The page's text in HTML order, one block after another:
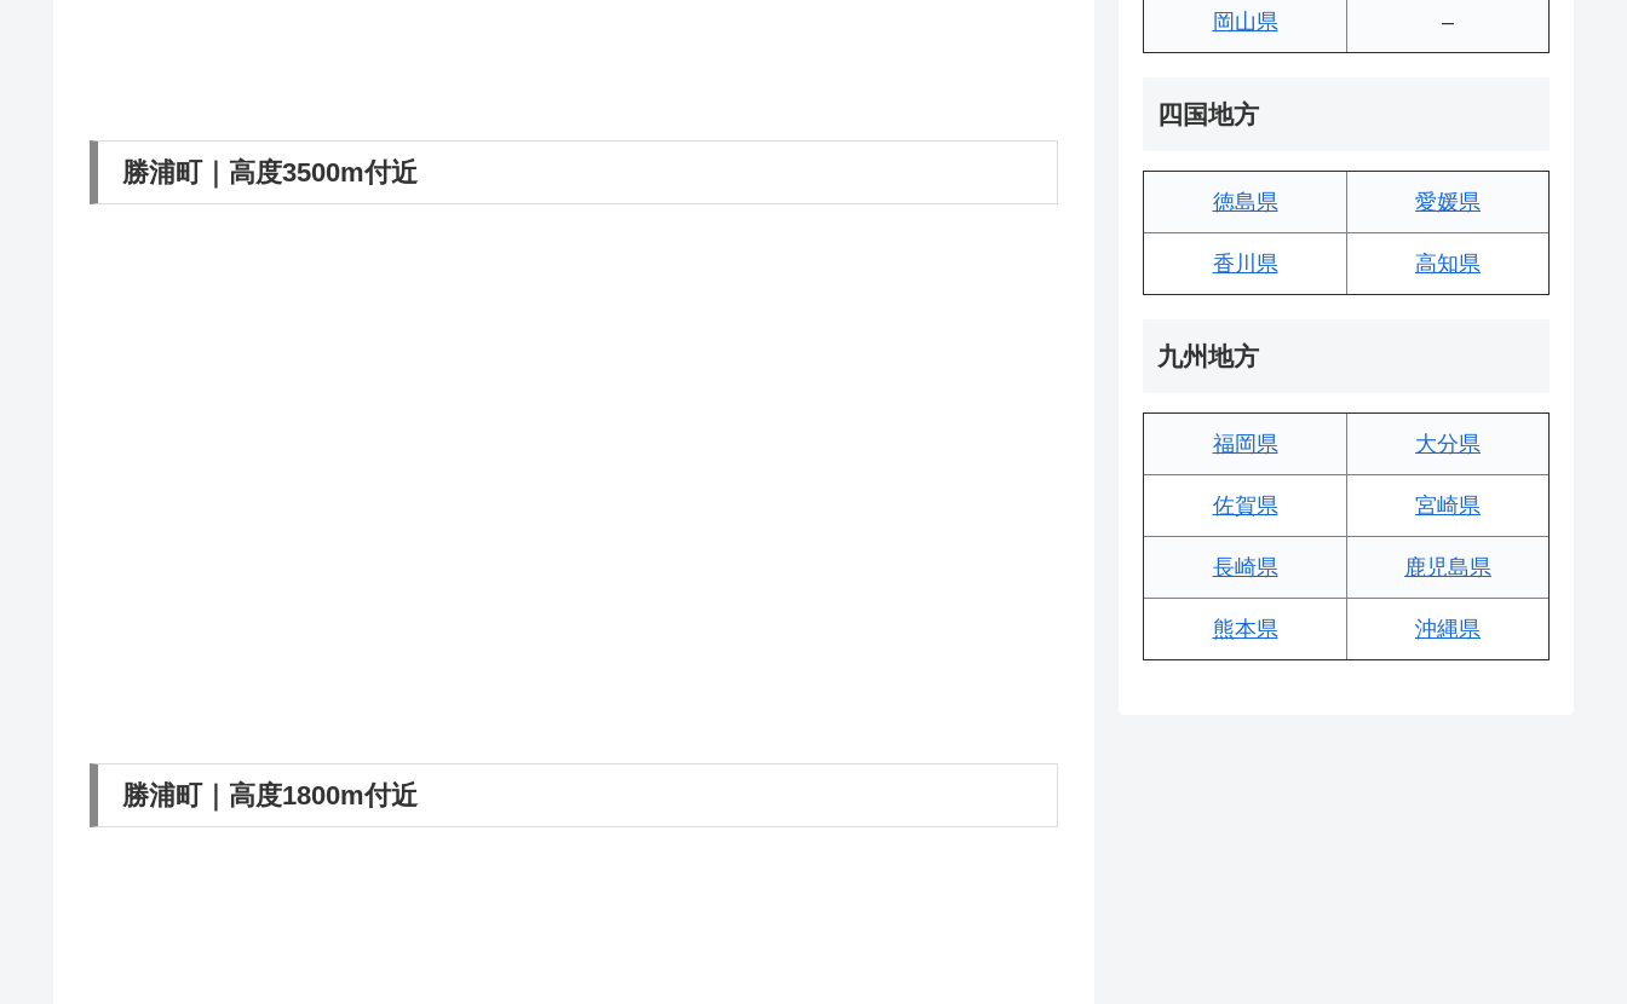
勝浦町｜高度3500m付近
勝浦町｜高度1800m付近
岡山県 –
四国地方
徳島県 愛媛県
香川県 高知県
九州地方
福岡県 大分県
佐賀県 宮崎県
長崎県 鹿児島県
熊本県 沖縄県